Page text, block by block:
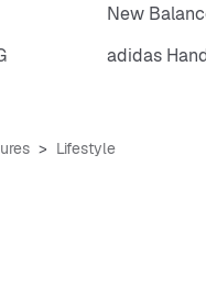
New
adidas
Lifestyle